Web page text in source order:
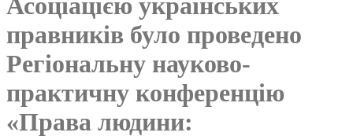
правників було проведено
Регіональну науково-
практичну конференцію
«Права людини: